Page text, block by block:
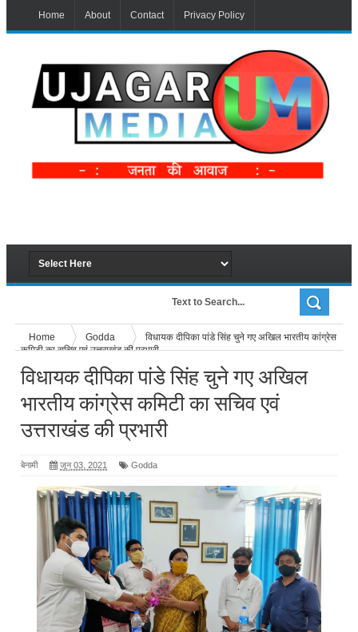
Home About Contact Privacy Policy
Home Godda
विधायक दीपिका पांडे सिंह चुने गए अखिल भारतीय कांग्रेस
कमिटी का सचिव एवं उत्तराखंड की प्रभारी
विधायक दीपिका पांडे सिंह चुने गए अखिल
भारतीय कांग्रेस कमिटी का सचिव एवं
उत्तराखंड की प्रभारी
बेनामी जून 03, 2021 Godda